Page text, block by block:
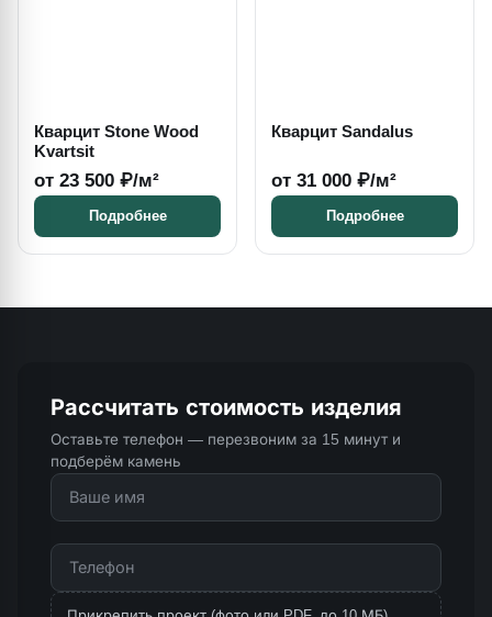
Кварцит Stone Wood
Kvartsit
от 23 500 ₽/м²
Подробнее
Кварцит Sandalus
от 31 000 ₽/м²
Подробнее
Рассчитать стоимость изделия
Оставьте телефон — перезвоним за 15 минут и
подберём камень